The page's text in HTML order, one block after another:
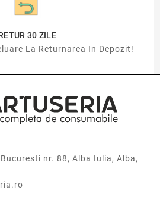
30 ZILE
La Returnarea In Depozit!
nr. 88, Alba Iulia, Alba,